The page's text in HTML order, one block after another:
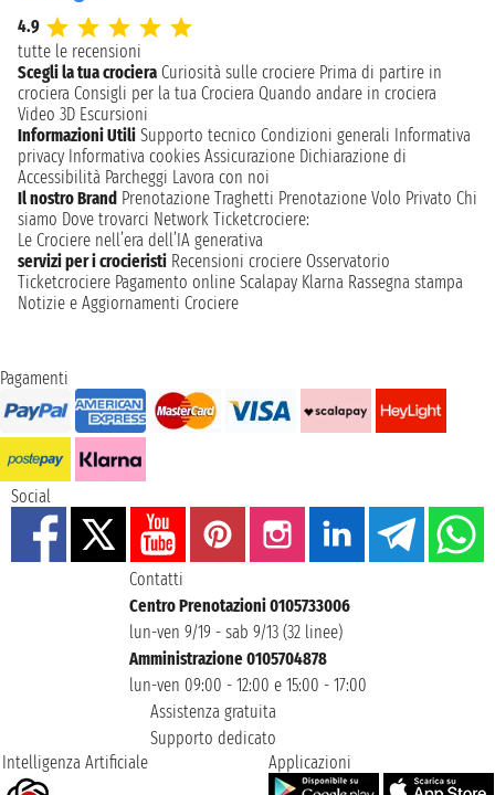
4.9
tutte le recensioni
Scegli la tua crociera Curiosità sulle crociere Prima di partire in
crociera Consigli per la tua Crociera Quando andare in crociera
Video 3D Escursioni
Informazioni Utili Supporto tecnico Condizioni generali Informativa
privacy Informativa cookies Assicurazione Dichiarazione di
Accessibilità Parcheggi Lavora con noi
Il nostro Brand Prenotazione Traghetti Prenotazione Volo Privato Chi
siamo Dove trovarci Network Ticketcrociere:
Le Crociere nell’era dell’IA generativa
servizi per i crocieristi Recensioni crociere Osservatorio
Ticketcrociere Pagamento online Scalapay Klarna Rassegna stampa
Notizie e Aggiornamenti Crociere
Pagamenti
Social
Contatti
Centro Prenotazioni 0105733006
lun-ven 9/19 - sab 9/13 (32 linee)
Amministrazione 0105704878
lun-ven 09:00 - 12:00 e 15:00 - 17:00
Assistenza gratuita
Supporto dedicato
Intelligenza Artificiale
Applicazioni